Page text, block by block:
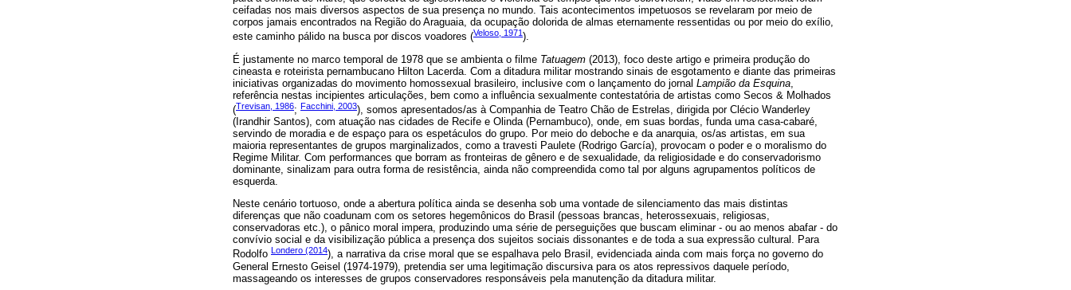
ceifadas nos mais diversos aspectos de sua presença no mundo. Tais acontecimentos impetuosos se revelaram por meio de
corpos jamais encontrados na Região do Araguaia, da ocupação dolorida de almas eternamente ressentidas ou por meio do exílio,
este caminho pálido na busca por discos voadores (Veloso, 1971 ).
É justamente no marco temporal de 1978 que se ambienta o filme Tatuagem (2013), foco deste artigo e primeira produção do
cineasta e roteirista pernambucano Hilton Lacerda. Com a ditadura militar mostrando sinais de esgotamento e diante das primeiras
iniciativas organizadas do movimento homossexual brasileiro, inclusive com o lançamento do jornal Lampião da Esquina
referência nestas incipientes articulações, bem como a influência sexualmente contestatória de artistas como Secos & Molhados
(Trevisan, 1986; Facchini, 2003), somos apresentados/as à Companhia de Teatro Chão de Estrelas, dirigida por Clécio Wanderley
(Irandhir Santos), com atuação nas cidades de Recife e Olinda (Pernambuco), onde, em suas bordas, funda uma casa-cabaré,
servindo de moradia e de espaço para os espetáculos do grupo. Por meio do deboche e da anarquia, os/as artistas, em sua
maioria representantes de grupos marginalizados, como a travesti Paulete (Rodrigo García), provocam o poder e o moralismo do
Regime Militar. Com performances que borram as fronteiras de gênero e de sexualidade, da religiosidade e do conservadorismo
dominante, sinalizam para outra forma de resistência, ainda não compreendida como tal por alguns agrupamentos políticos de
esquerda.
Neste cenário tortuoso, onde a abertura política ainda se desenha sob uma vontade de silenciamento das mais distintas
diferenças que não coadunam com os setores hegemônicos do Brasil (pessoas brancas, heterossexuais, religiosas,
conservadoras etc.), o pânico moral impera, produzindo uma série de perseguições que buscam eliminar - ou ao menos abafar - do
convívio social e da visibilização pública a presença dos sujeitos sociais dissonantes e de toda a sua expressão cultural. Para
Rodolfo Londero (2014), a narrativa da crise moral que se espalhava pelo Brasil, evidenciada ainda com mais força no governo do
General Ernesto Geisel (1974-1979), pretendia ser uma legitimação discursiva para os atos repressivos daquele período,
massageando os interesses de grupos conservadores responsáveis pela manutenção da ditadura militar.